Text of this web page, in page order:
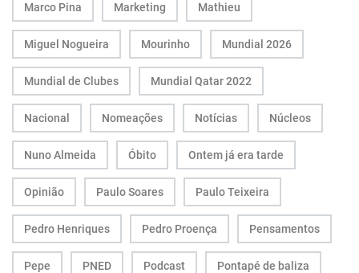
Marco Pina Marketing Mathieu
Miguel Nogueira Mourinho Mundial 2026
Mundial de Clubes Mundial Qatar 2022
Nacional Nomeações Notícias Núcleos
Nuno Almeida Óbito Ontem já era tarde
Opinião Paulo Soares Paulo Teixeira
Pedro Henriques Pedro Proença Pensamentos
Pepe PNED Podcast Pontapé de baliza